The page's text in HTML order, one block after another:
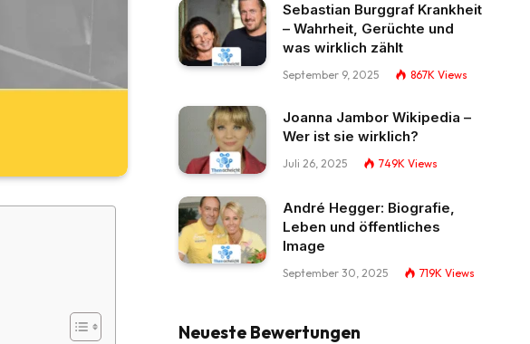
Sebastian Burggraf Krankheit
– Wahrheit, Gerüchte und
was wirklich zählt
September 9, 2025 867K Views
Joanna Jambor Wikipedia –
Wer ist sie wirklich?
Juli 26, 2025 749K Views
André Hegger: Biografie,
Leben und öffentliches
Image
September 30, 2025 719K Views
Neueste Bewertungen